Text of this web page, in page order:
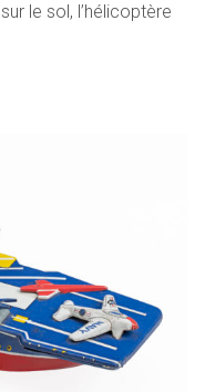
le sol, l’hélicoptère